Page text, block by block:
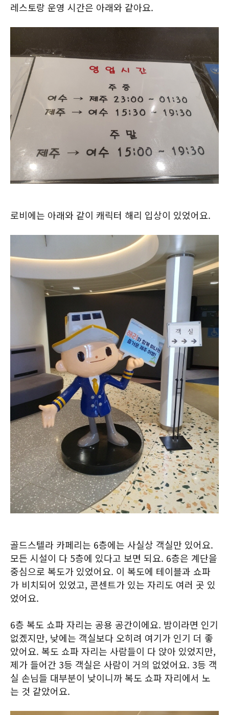
레스토랑 운영 시간은 아래와 같아요.
로비에는 아래와 같이 캐릭터 해리 입상이 있었어요.
골드스텔라 카페리는 6층에는 사실상 객실만 있어요.
모든 시설이 다 5층에 있다고 보면 되요. 6층은 계단을
중심으로 복도가 있었어요. 이 복도에 테이블과 쇼파
가 비치되어 있었고, 콘센트가 있는 자리도 여러 곳 있
었어요.
6층 복도 쇼파 자리는 공용 공간이에요. 밤이라면 인기
없겠지만, 낮에는 객실보다 오히려 여기가 인기 더 좋
았어요. 복도 쇼파 자리는 사람들이 다 앉아 있었지만,
제가 들어간 3등 객실은 사람이 거의 없었어요. 3등 객
실 손님들 대부분이 낮이니까 복도 쇼파 자리에서 노
는 것 같았어요.